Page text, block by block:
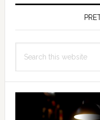
this